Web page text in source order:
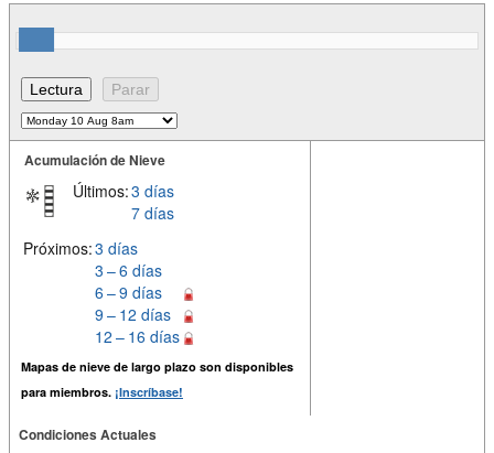
Acumulación de Nieve
Últimos:3 días
7 días
Próximos:3 días
3 – 6 días
6 – 9 días
9 – 12 días
12 – 16 días
Mapas de nieve de largo plazo son disponibles
para miembros. ¡Inscríbase!
Condiciones Actuales